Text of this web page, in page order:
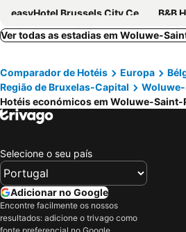
easyHotel Brussels City Centre
B&B
Hotel Siru Brussels
ibis
Manos Stephanie Hotel
NH
NH Brussels EU Berlaymont
Novotel Brussels City Centre
YOOMA Urban Lodge
ibis budget Brussels South Ruisbroek
Best Western City Centre
Hotel Barry
Ver todas as estadias em Woluwe-
Comparador de Hotéis Europa
Região de Bruxelas-Capital
Hotéis económicos em Woluwe-Saint-
Selecione o seu país
Adicionar no Google
Encontre facilmente os nossos
resultados: adicione o trivago como